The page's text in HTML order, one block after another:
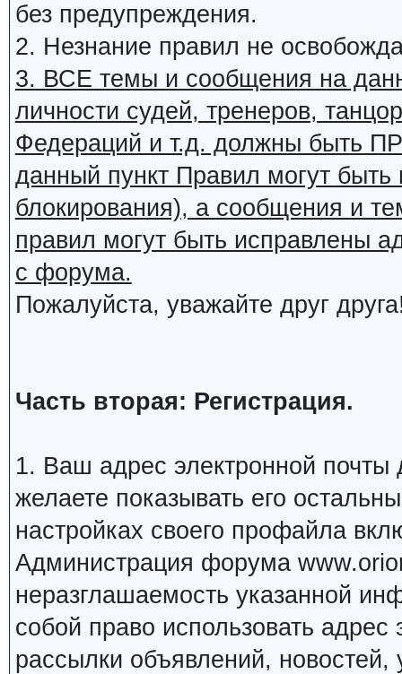
без предупреждения.
2. Незнание правил не
3. ВСЕ темы и сообщения на
личности судей, тренеров,
Федераций и т.д. должны
данный пункт Правил могут
блокирования), а сообщения и
правил могут быть исправлены
с форума.
Пожалуйста, уважайте друг
Часть вторая: Регистрация.
1. Ваш адрес электронной
желаете показывать его
настройках своего профайла
Администрация форума
неразглашаемость указанной
собой право использовать
рассылки объявлений, новостей,